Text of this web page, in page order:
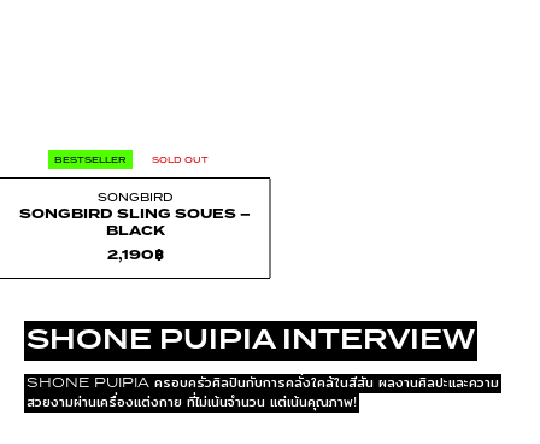
BESTSELLER SOLD OUT
SONGBIRD
SONGBIRD SLING SOUES –
BLACK
2,190฿
SHONE PUIPIA INTERVIEW
SHONE PUIPIA ครอบครัวศิลปินกับการคลั่งใคล้ในสีสัน ผลงานศิลปะและความ
สวยงามผ่านเครื่องแต่งกาย ที่ไม่เน้นจำนวน แต่เน้นคุณภาพ!